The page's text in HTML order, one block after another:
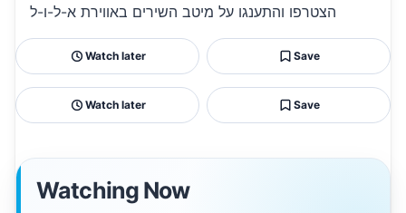
הצטרפו והתענגו על מיטב השירים באווירת א-ל-ו-ל
Watch later Save
Watch later Save
Watching Now